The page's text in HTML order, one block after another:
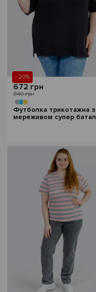
- 20%
672 грн
840 грн
Футболка трикотажна з
мереживом супер батал